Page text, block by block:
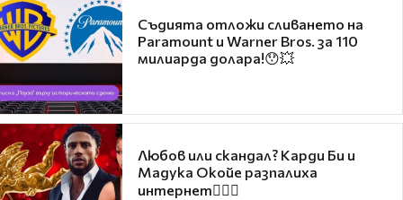
Съдията отложи сливането на
Paramount и Warner Bros. за 110
милиарда долара!😯💥
Любов или скандал? Карди Би и
Мадука Окойе разпалиха
интернет❤️‍🔥🔥